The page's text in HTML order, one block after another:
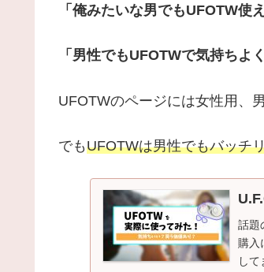
「俺みたいな男でもUFOTW使
「男性でもUFOTWで気持ちよ
UFOTWのページには女性用、
でもUFOTWは男性でもバッチ
話題
購入
し